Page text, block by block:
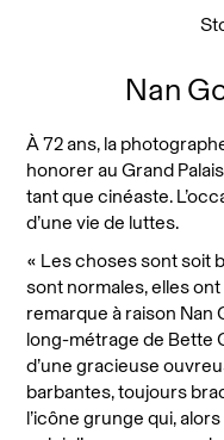
Nan
À 72 ans, la
honorer au Grand
tant que cinéaste.
d’une vie de luttes.
« Les choses sont soit
sont normales, elles
remarque à raison Nan
long-métrage de Bette
d’une gracieuse
barbantes, toujours
l’icône grunge qui,